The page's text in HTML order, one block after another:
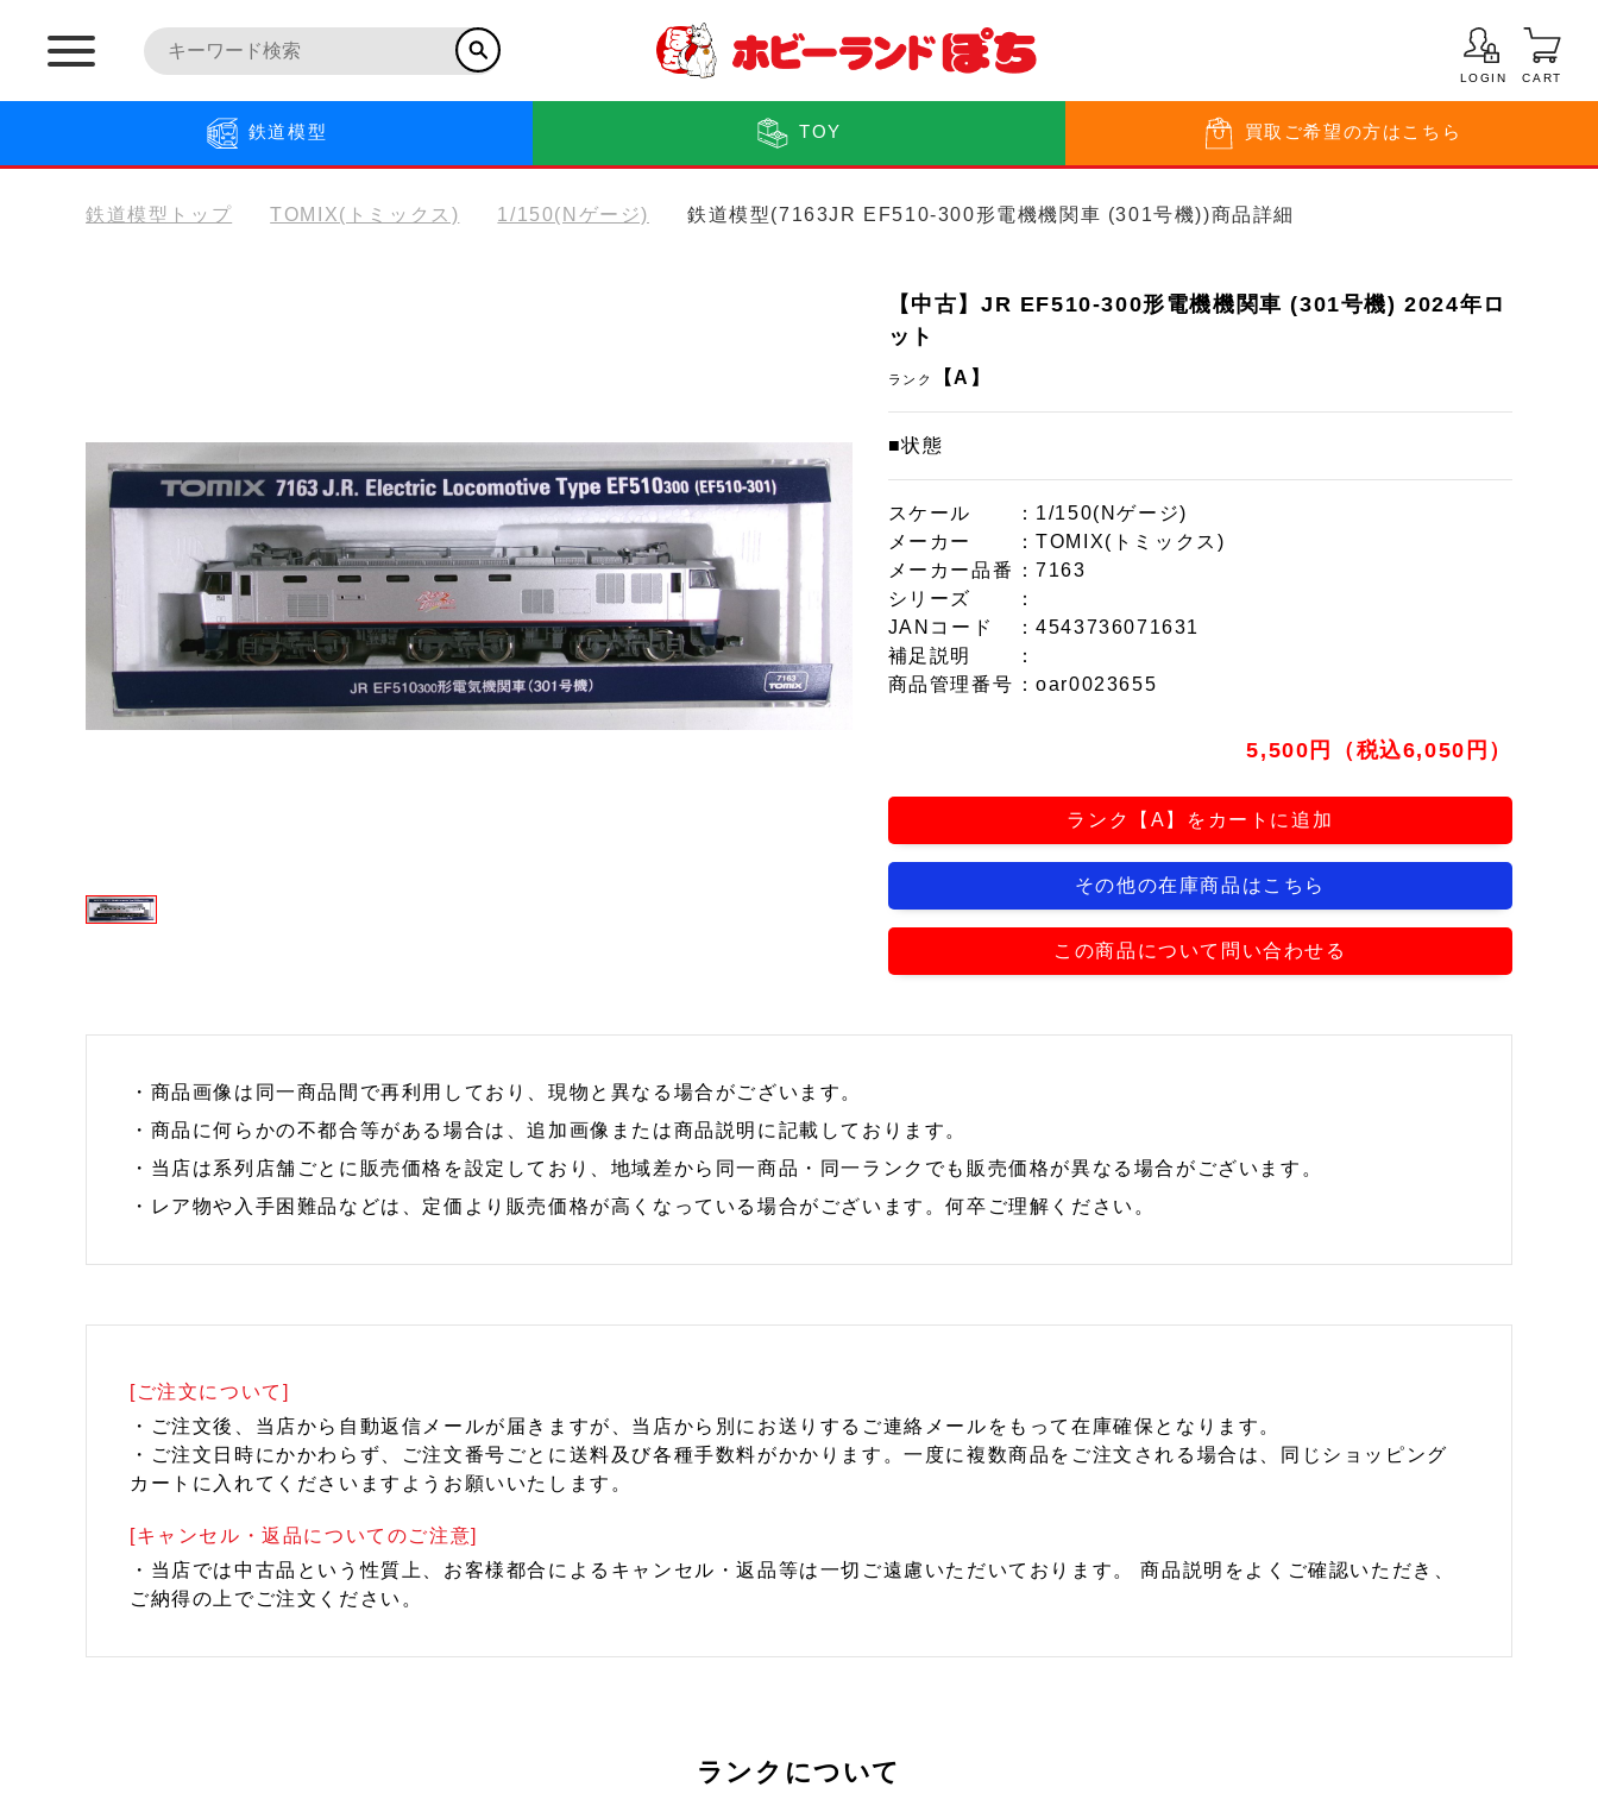
LOGIN CART
鉄道模型 TOY 買取 ご希望の方はこちら
鉄道模型トップ TOMIX(トミックス) 1/150(Nゲージ) 鉄道模型(7163JR EF510-300形電機機関車 (301号機))商品詳細
【中古】JR EF510-300形電機機関車 (301号機) 2024年ロ
ット
ランク 【A】
■状態
スケール
：1/150(Nゲージ)
メーカー
：TOMIX(トミックス)
メーカー品番
：7163
シリーズ
：
JANコード
：4543736071631
補足説明
：
商品管理番号 ：oar0023655
5,500円（税込6,050円）
ランク【A】をカートに追加
その他の在庫商品はこちら
この商品について問い合わせる
・商品画像は同一商品間で再利用しており、現物と異なる場合がございます。
・商品に何らかの不都合等がある場合は、追加画像または商品説明に記載しております。
・当店は系列店舗ごとに販売価格を設定しており、地域差から同一商品・同一ランクでも販売価格が異なる場合がございます。
・レア物や入手困難品などは、定価より販売価格が高くなっている場合がございます。何卒ご理解ください。
[ご注文について]
・ご注文後、当店から自動返信メールが届きますが、当店から別にお送りするご連絡メールをもって在庫確保となります。
・ご注文日時にかかわらず、ご注文番号ごとに送料及び各種手数料がかかります。一度に複数商品をご注文される場合は、同じショッピング
カートに入れてくださいますようお願いいたします。
[キャンセル・返品についてのご注意]
・当店では中古品という性質上、お客様都合によるキャンセル・返品等は一切ご遠慮いただいております。 商品説明をよくご確認いただき、
ご納得の上でご注文ください。
ランクについて